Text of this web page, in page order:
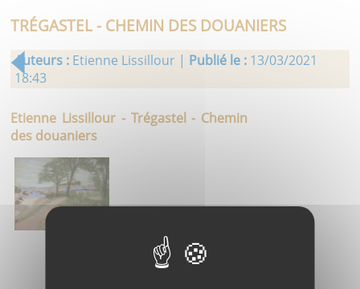
TRÉGASTEL - CHEMIN DES DOUANIERS
Auteurs : Etienne Lissillour | Publié le : 13/03/2021
18:43
Etienne Lissillour - Trégastel - Chemin
des douaniers